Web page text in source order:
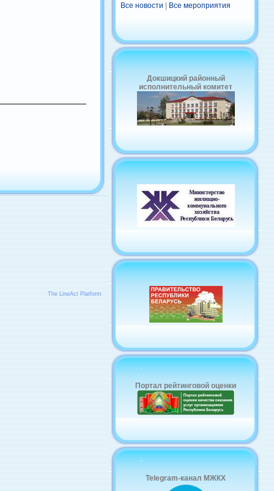
The LineAct Platform
Все новости
Все мероприятия
Докшицкий районный
исполнительный комитет
-
Портал рейтинговой оценки
-
Telegram-канал МЖКХ